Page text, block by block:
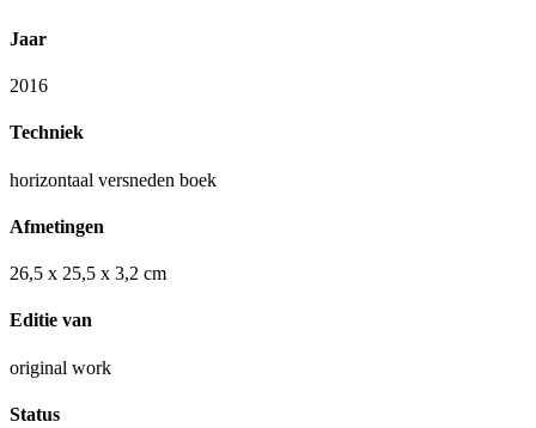
Jaar
2016
Techniek
horizontaal versneden boek
Afmetingen
26,5 x 25,5 x 3,2 cm
Editie van
original work
Status